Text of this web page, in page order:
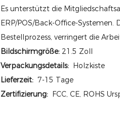
Es unterstützt die
ERP/POS/Back-Office-
Bestellprozess, verringert die
Bildschirmgröße: 21.5 Zoll
Verpackungsdetails:
Holzkiste
Lieferzeit: 7-15 Tage
Zertifizierung:
FCC, CE, ROHS